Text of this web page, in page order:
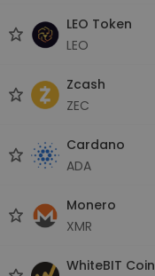
LEO Token
LEO
Zcash
ZEC
Cardano
ADA
Monero
XMR
WhiteBIT Coin